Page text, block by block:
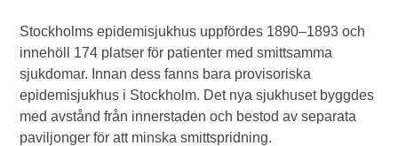
Stockholms epidemisjukhus uppfördes 1890–1893 och
innehöll 174 platser för patienter med smittsamma
sjukdomar. Innan dess fanns bara provisoriska
epidemisjukhus i Stockholm. Det nya sjukhuset byggdes
med avstånd från innerstaden och bestod av separata
paviljonger för att minska smittspridning.